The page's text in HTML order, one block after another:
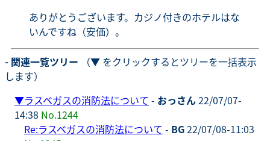
ありがとうございます。カジノ付きのホテルはな
いんですね（安価）。
- 関連一覧ツリー （▼ をクリックするとツリーを一括表示
します）
▼ラスベガスの消防法について - おっさん22/07/07-
14:38 No.1244
Re:ラスベガスの消防法について - BG22/07/08-11:03